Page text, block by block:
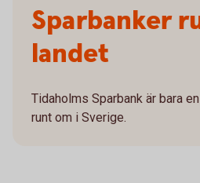
Sparbanker
landet
Tidaholms Sparbank är bara
runt om i Sverige.